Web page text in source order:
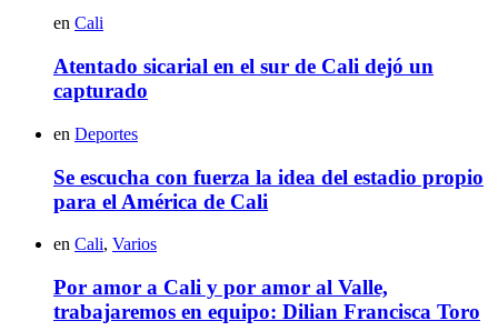
en Cali
Atentado sicarial en el sur de Cali dejó un
capturado
en Deportes
Se escucha con fuerza la idea del estadio propio
para el América de Cali
en Cali, Varios
Por amor a Cali y por amor al Valle,
trabajaremos en equipo: Dilian Francisca Toro